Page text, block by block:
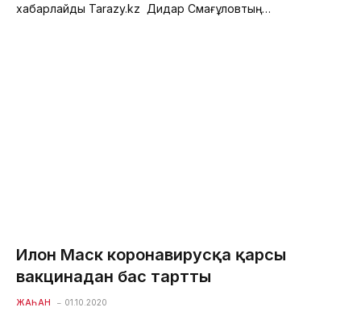
хабарлайды Tarazy.kz Дидар Смағұловтың…
Илон Маск коронавирусқа қарсы
вакцинадан бас тартты
ЖАҺАН 01.10.2020